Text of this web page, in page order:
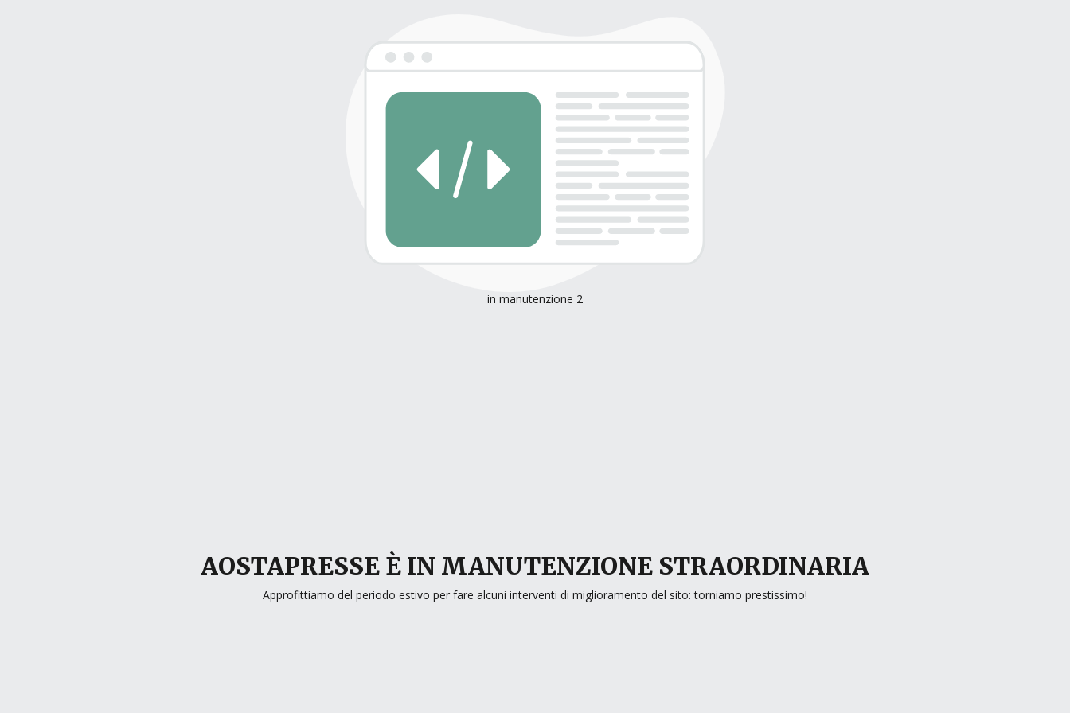
in manutenzione 2
AOSTAPRESSE È IN MANUTENZIONE STRAORDINARIA
Approfittiamo del periodo estivo per fare alcuni interventi di miglioramento del sito: torniamo prestissimo!